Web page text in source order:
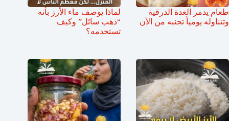
طعام يدمر الغدة الدرقية
وتتناوله يومياً تجنبه من الأن
لماذا يوصف ماء الأرز بأنه
“ذهب سائل” وكيف
تستخدمه؟